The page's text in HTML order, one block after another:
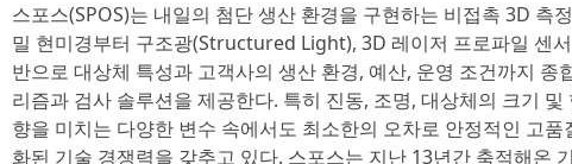
스포스(SPOS)는 내일의 첨단 생산 환경을 구현하는 비접촉 3D 측
밀 현미경부터 구조광(Structured Light), 3D 레이저 프로파일 센
반으로 대상체 특성과 고객사의 생산 환경, 예산, 운영 조건까지 종
리즘과 검사 솔루션을 제공한다. 특히 진동, 조명, 대상체의 크기
향을 미치는 다양한 변수 속에서도 최소한의 오차로 안정적인 고
화된 기술 경쟁력을 갖추고 있다. 스포스는 지난 13년간 축적해온